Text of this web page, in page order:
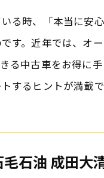
る時、「本当に安
す。近年では、オ
る中古車をお得に
するヒントが満載で
石油 成田大